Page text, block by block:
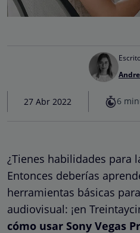
27 Abr 2022 6
¿Tienes habilidades para
Entonces deberías
herramientas básicas
audiovisual: ¡en
cómo usar Sony Vegas